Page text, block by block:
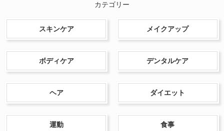
カテゴリー
スキンケア メイクアップ
ボディケア デンタルケア
ヘア ダイエット
運動 食事